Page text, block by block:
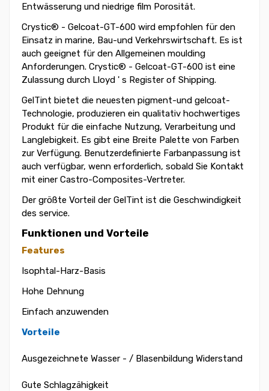
Entwässerung und niedrige film Porosität.
Crystic® - Gelcoat-GT-600 wird empfohlen für den
Einsatz in marine, Bau-und Verkehrswirtschaft. Es ist
auch geeignet für den Allgemeinen moulding
Anforderungen. Crystic® - Gelcoat-GT-600 ist eine
Zulassung durch Lloyd ' s Register of Shipping.
GelTint bietet die neuesten pigment-und gelcoat-
Technologie, produzieren ein qualitativ hochwertiges
Produkt für die einfache Nutzung, Verarbeitung und
Langlebigkeit. Es gibt eine Breite Palette von Farben
zur Verfügung. Benutzerdefinierte Farbanpassung ist
auch verfügbar, wenn erforderlich, sobald Sie Kontakt
mit einer Castro-Composites-Vertreter.
Der größte Vorteil der GelTint ist die Geschwindigkeit
des service.
Funktionen und Vorteile
Features
Isophtal-Harz-Basis
Hohe Dehnung
Einfach anzuwenden
Vorteile
Ausgezeichnete Wasser - / Blasenbildung Widerstand
Gute Schlagzähigkeit